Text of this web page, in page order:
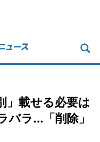
」載せる必要は
ラ...「削除」